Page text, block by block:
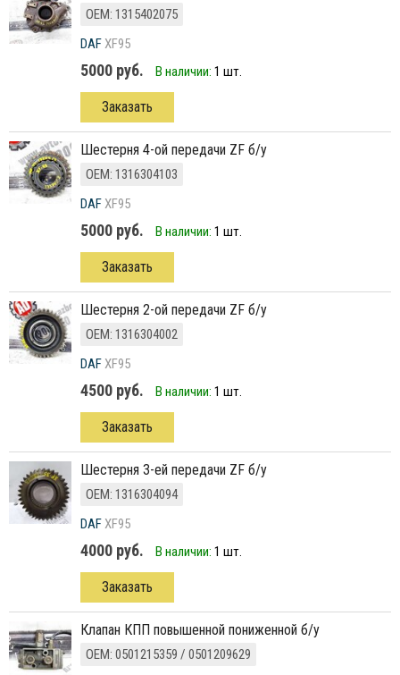
ОЕМ: 1315402075
DAFXF95
5000 руб. В наличии: 1 шт.
Заказать
шестерня 4-ой передачи ZF б/у
ОЕМ: 1316304103
DAFXF95
5000 руб. В наличии: 1 шт.
Заказать
шестерня 2-ой передачи ZF б/у
ОЕМ: 1316304002
DAFXF95
4500 руб. В наличии: 1 шт.
Заказать
шестерня 3-ей передачи ZF б/у
ОЕМ: 1316304094
DAFXF95
4000 руб. В наличии: 1 шт.
Заказать
клапан КПП повышенной пониженной б/у
ОЕМ: 0501215359 / 0501209629